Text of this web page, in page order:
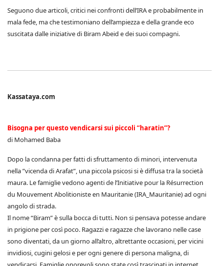
Seguono due articoli, critici nei confronti dell’IRA e probabilmente in
mala fede, ma che testimoniano dell’ampiezza e della grande eco
suscitata dalle iniziative di Biram Abeid e dei suoi compagni.
Kassataya.com
Bisogna per questo vendicarsi sui piccoli “haratin”?
di Mohamed Baba
Dopo la condanna per fatti di sfruttamento di minori, intervenuta
nella ”vicenda di Arafat”, una piccola psicosi si è diffusa tra la società
maura. Le famiglie vedono agenti de l’Initiative pour la Résurrection
du Mouvement Abolitioniste en Mauritanie (IRA_Mauritanie) ad ogni
angolo di strada.
Il nome “Biram” è sulla bocca di tutti. Non si pensava potesse andare
in prigione per così poco. Ragazzi e ragazze che lavorano nelle case
sono diventati, da un giorno all’altro, altrettante occasioni, per vicini
invidiosi, cugini gelosi e per ogni genere di persona maligna, di